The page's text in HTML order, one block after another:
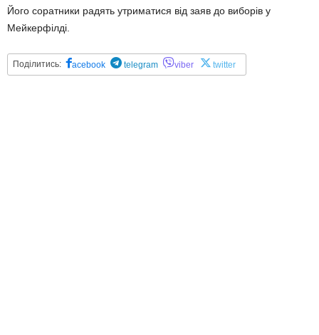
Його соратники радять утриматися від заяв до виборів у
Мейкерфілді.
Поділитись: acebook telegram viber twitter